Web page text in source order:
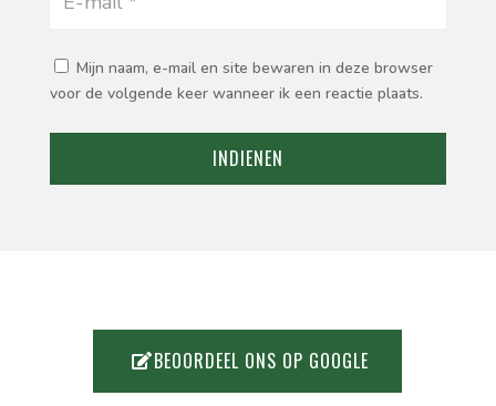
Mijn naam, e-mail en site bewaren in deze browser
voor de volgende keer wanneer ik een reactie plaats.
INDIENEN
BEOORDEEL ONS OP GOOGLE